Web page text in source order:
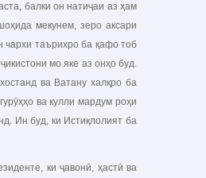
балки он натиҷаи аз ҳам
мекунем, зеро аксари
чархи таърихро ба қафо тоб
мо яке аз онҳо буд.
ва Ватану халқро ба
ва кулли мардум роҳи
Ин буд, ки Истиқлолият ба
ки ҷавонӣ, ҳастӣ ва